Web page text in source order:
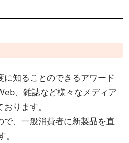
知ることのできるアワード
、雑誌など様々なメディア
ります。
、一般消費者に新製品を直